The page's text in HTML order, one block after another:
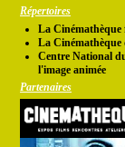
Répertoires
La Cinémathèque
La Cinémathèque
Centre National
l'image animée
Partenaires